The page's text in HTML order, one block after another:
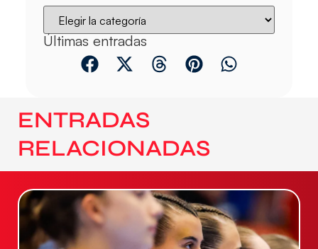
Últimas entradas
ENTRADAS
RELACIONADAS